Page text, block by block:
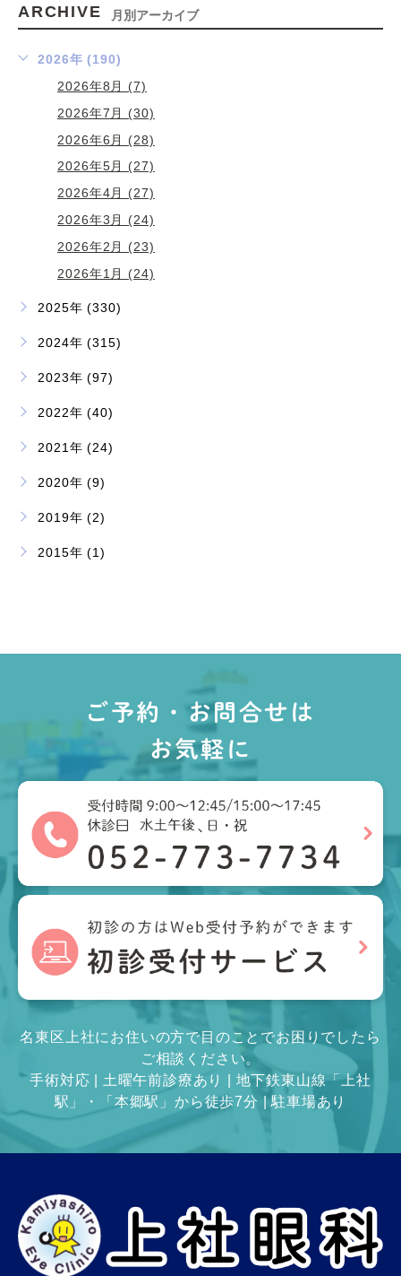
ARCHIVE 月別アーカイブ
2026年 (190)
2026年8月 (7)
2026年7月 (30)
2026年6月 (28)
2026年5月 (27)
2026年4月 (27)
2026年3月 (24)
2026年2月 (23)
2026年1月 (24)
2025年 (330)
2024年 (315)
2023年 (97)
2022年 (40)
2021年 (24)
2020年 (9)
2019年 (2)
2015年 (1)
ご予約・お問合せは
お気軽に
名東区上社にお住いの方で目のことでお困りでしたら
ご相談ください。
手術対応 | 土曜午前診療あり | 地下鉄東山線「上社
駅」・「本郷駅」から徒歩7分 | 駐車場あり